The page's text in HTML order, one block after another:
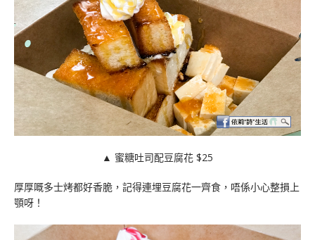
▲ 蜜糖吐司配豆腐花 $25
厚厚嘅多士烤都好香脆，記得連埋豆腐花一齊食，唔係小心整損上
顎呀！